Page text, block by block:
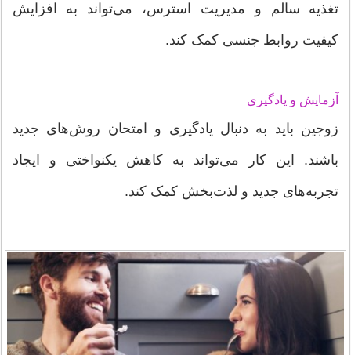
تغذیه سالم و مدیریت استرس، می‌تواند به افزایش
کیفیت روابط جنسی کمک کند.
آزمایش و یادگیری
زوجین باید به دنبال یادگیری و امتحان روش‌های جدید
باشند. این کار می‌تواند به کاهش یکنواختی و ایجاد
تجربه‌های جدید و لذت‌بخش کمک کند.